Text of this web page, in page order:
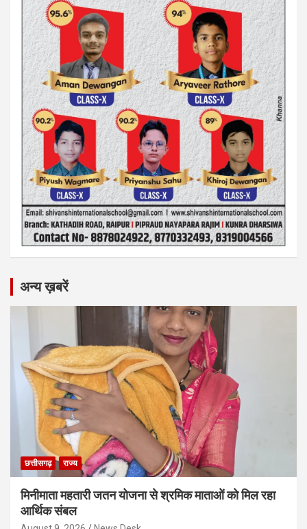
अन्य ख़बरें
छत्तीसगढ़ राज्य
मिनीमाता महतारी जतन योजना से श्रमिक माताओं को मिल रहा
आर्थिक संबल